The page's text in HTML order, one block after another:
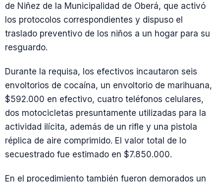
de Niñez de la Municipalidad de Oberá, que activó
los protocolos correspondientes y dispuso el
traslado preventivo de los niños a un hogar para su
resguardo.
Durante la requisa, los efectivos incautaron seis
envoltorios de cocaína, un envoltorio de marihuana,
$592.000 en efectivo, cuatro teléfonos celulares,
dos motocicletas presuntamente utilizadas para la
actividad ilícita, además de un rifle y una pistola
réplica de aire comprimido. El valor total de lo
secuestrado fue estimado en $7.850.000.
En el procedimiento también fueron demorados un